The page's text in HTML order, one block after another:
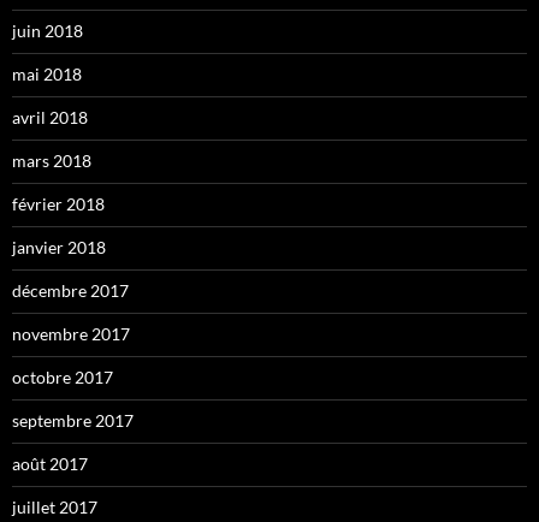
juin 2018
mai 2018
avril 2018
mars 2018
février 2018
janvier 2018
décembre 2017
novembre 2017
octobre 2017
septembre 2017
août 2017
juillet 2017